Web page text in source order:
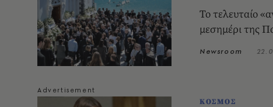
Το τελευταίο
μεσημέρι της
Newsroom
ΚΟΣΜΟΣ